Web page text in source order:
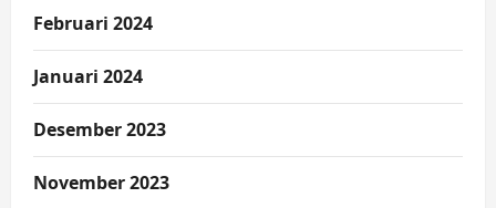
Februari 2024
Januari 2024
Desember 2023
November 2023